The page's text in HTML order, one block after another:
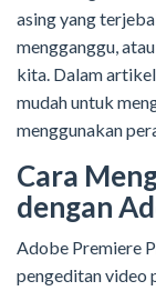
asing yang
mengganggu,
kita. Dalam
mudah untuk
menggunakan
Cara
dengan
Adobe Premiere
pengeditan video